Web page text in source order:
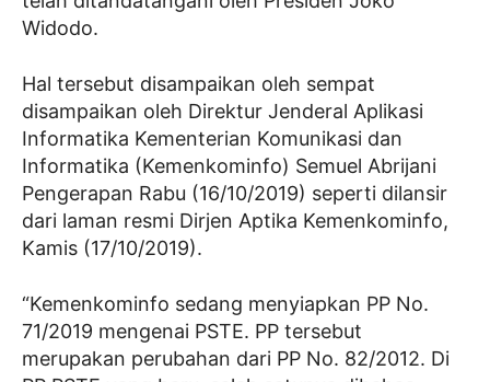
Widodo.
Hal tersebut disampaikan oleh sempat
disampaikan oleh Direktur Jenderal Aplikasi
Informatika Kementerian Komunikasi dan
Informatika (Kemenkominfo) Semuel Abrijani
Pengerapan Rabu (16/10/2019) seperti dilansir
dari laman resmi Dirjen Aptika Kemenkominfo,
Kamis (17/10/2019).
“Kemenkominfo sedang menyiapkan PP No.
71/2019 mengenai PSTE. PP tersebut
merupakan perubahan dari PP No. 82/2012. Di